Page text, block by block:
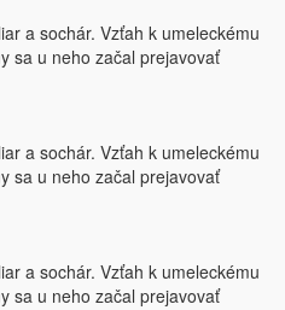
a sochár. Vzťah k umeleckému
sa u neho začal prejavovať
a sochár. Vzťah k umeleckému
sa u neho začal prejavovať
a sochár. Vzťah k umeleckému
sa u neho začal prejavovať